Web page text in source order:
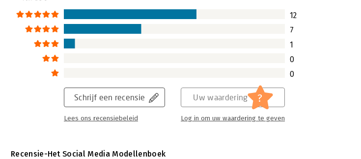
12
7
1
0
0
Schrijf een recensie
Lees ons recensiebeleid
Uw waardering ?
Log in om uw waardering te geven
Recensie-Het Social Media Modellenboek